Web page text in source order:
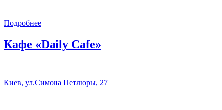
Подробнее
Кафе «Daily Cafe»
Киев, ул.Симона Петлюры, 27